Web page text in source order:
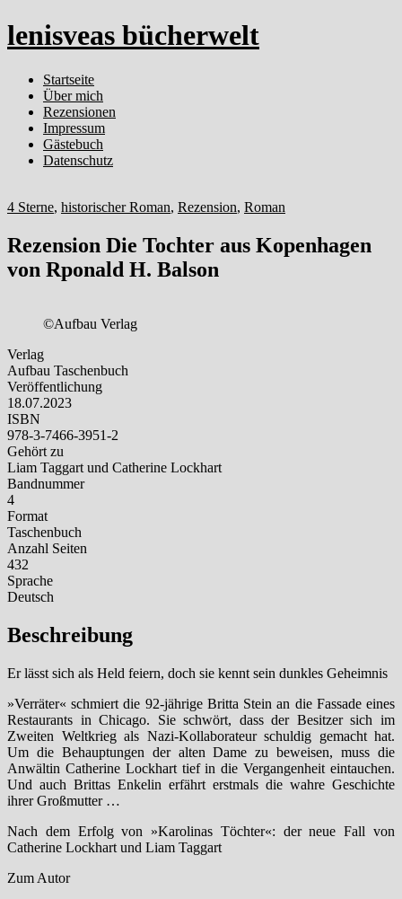
lenisveas bücherwelt
Startseite
Über mich
Rezensionen
Impressum
Gästebuch
Datenschutz
4 Sterne, historischer Roman, Rezension, Roman
Rezension Die Tochter aus Kopenhagen
von Rponald H. Balson
©Aufbau Verlag
Verlag
Aufbau Taschenbuch
Veröffentlichung
18.07.2023
ISBN
978-3-7466-3951-2
Gehört zu
Liam Taggart und Catherine Lockhart
Bandnummer
4
Format
Taschenbuch
Anzahl Seiten
432
Sprache
Deutsch
Beschreibung
Er lässt sich als Held feiern, doch sie kennt sein dunkles Geheimnis
»Verräter« schmiert die 92-jährige Britta Stein an die Fassade eines
Restaurants in Chicago. Sie schwört, dass der Besitzer sich im
Zweiten Weltkrieg als Nazi-Kollaborateur schuldig gemacht hat.
Um die Behauptungen der alten Dame zu beweisen, muss die
Anwältin Catherine Lockhart tief in die Vergangenheit eintauchen.
Und auch Brittas Enkelin erfährt erstmals die wahre Geschichte
ihrer Großmutter …
Nach dem Erfolg von »Karolinas Töchter«: der neue Fall von
Catherine Lockhart und Liam Taggart
Zum Autor